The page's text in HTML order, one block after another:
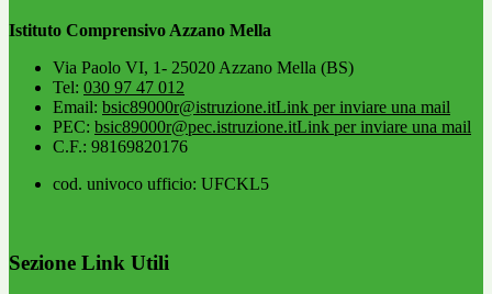
Istituto Comprensivo Azzano Mella
Via Paolo VI, 1- 25020 Azzano Mella (BS)
Tel: 030 97 47 012
Email: bsic89000r@istruzione.itLink per inviare una mail
PEC: bsic89000r@pec.istruzione.itLink per inviare una mail
C.F.: 98169820176
cod. univoco ufficio: UFCKL5
Sezione Link Utili